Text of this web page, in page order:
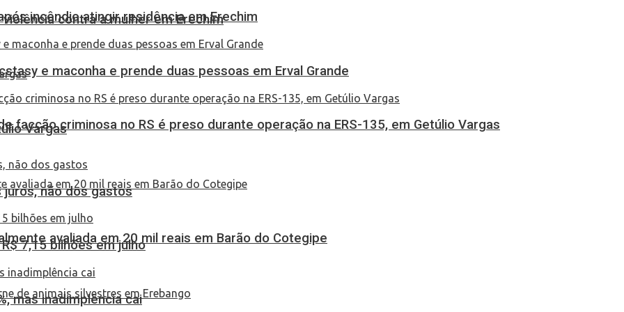
contra a mulher em Erechim
Vargas
avaliada em 20 mil reais em Barão do Cotegipe
incêndio atingir residência em Erechim
e maconha e prende duas pessoas em Erval Grande
facção criminosa no RS é preso durante operação na ERS-135, em Getúlio Vargas
juros, não dos gastos
7,15 bilhões em julho
mas inadimplência cai